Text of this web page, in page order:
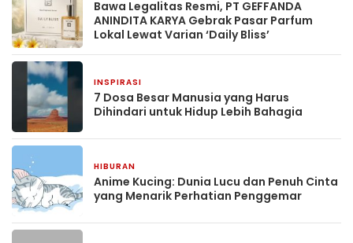
Bawa Legalitas Resmi, PT GEFFANDA
ANINDITA KARYA Gebrak Pasar Parfum
Lokal Lewat Varian ‘Daily Bliss’
INSPIRASI
7 Dosa Besar Manusia yang Harus
Dihindari untuk Hidup Lebih Bahagia
HIBURAN
Anime Kucing: Dunia Lucu dan Penuh Cinta
yang Menarik Perhatian Penggemar